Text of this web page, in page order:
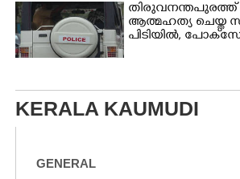
തിരുവനന്തപുരത്ത്
ആത്മഹത്യ ചെയ്ത
പിടിയിൽ,
KERALA KAUMUDI
GENERAL